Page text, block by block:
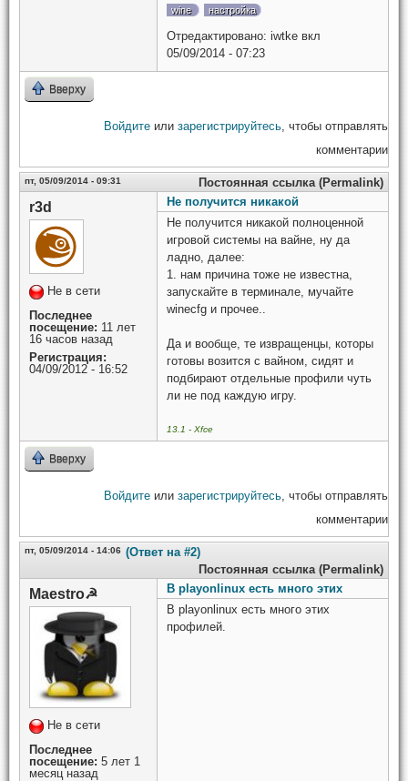
wine настройка
Отредактировано: iwtke вкл
05/09/2014 - 07:23
Вверху
Войдите или зарегистрируйтесь , чтобы отправлять
комментарии
пт, 05/09/2014 - 09:31 Постоянная ссылка (Permalink)
r3d
Не в сети
Последнее
посещение: 11 лет
16 часов назад
Регистрация:
04/09/2012 - 16:52
Не получится никакой
Не получится никакой полноценной
игровой системы на вайне, ну да
ладно, далее:
1. нам причина тоже не известна,
запускайте в терминале, мучайте
winecfg и прочее..
Да и вообще, те извращенцы, которы
готовы возится с вайном, сидят и
подбирают отдельные профили чуть
ли не под каждую игру.
13.1 - Xfce
Вверху
Войдите или зарегистрируйтесь , чтобы отправлять
комментарии
пт, 05/09/2014 - 14:06 (Ответ на #2)
Постоянная ссылка (Permalink)
Maestro☭
Не в сети
Последнее
посещение: 5 лет 1
месяц назад
В playonlinux есть много этих
В playonlinux есть много этих
профилей.